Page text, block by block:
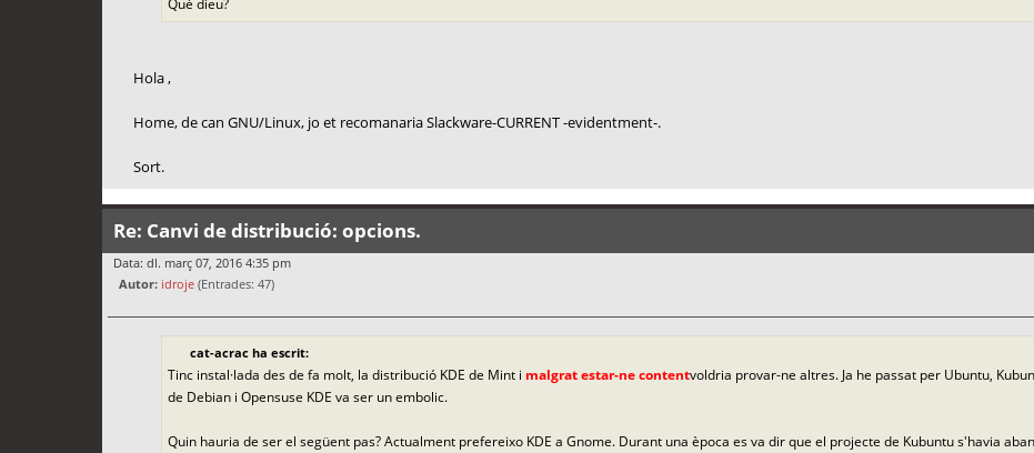
Hola ,
Home, de can GNU/Linux, jo et recomanaria Slackware-CURRENT -evidentment-.
Sort.
Re: Canvi de distribució: opcions.
Data: dl. març 07, 2016 4:35 pm
Autor: idroje (Entrades: 47)
cat-acrac ha escrit:
Tinc instal·lada des de fa molt, la distribució KDE de Mint i malgrat estar-ne contentvoldria provar-ne altres. Ja he passat per Ubuntu,
de Debian i Opensuse KDE va ser un embolic.
Quin hauria de ser el següent pas? Actualment prefereixo KDE a Gnome. Durant una època es va dir que el projecte de Kubuntu s'havia